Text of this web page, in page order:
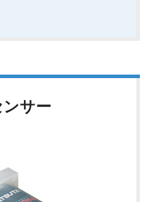
サー